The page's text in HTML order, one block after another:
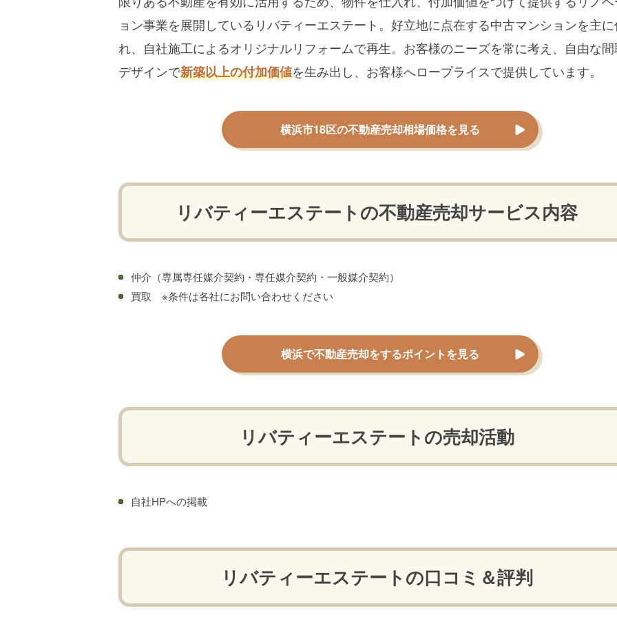
ョン事業を展開しているリバティーエステート。好立地に点在する中古マンションを主に
れ、自社施工によるオリジナルリフォームで再生。お客様のニーズを常に考え、自由な間
デザインで新築以上の付加価値を生み出し、お客様へロープライスで提供しています。
横浜市18区の不動産売却相場価格を見る
リバティーエステートの不動産売却サービス内容
仲介 （専属専任媒介契約・専任媒介契約・一般媒介契約）
買取 ※条件は各社にお問い合わせください
横浜で不動産売却をするポイントを見る
リバティーエステートの売却活動
自社HPへの掲載
リバティーエステートの口コミ＆評判